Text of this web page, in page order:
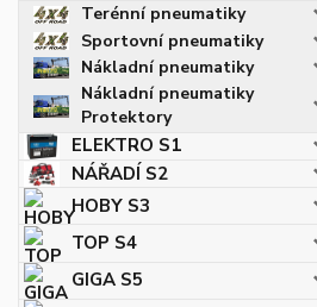
Terénní pneumatiky
Sportovní pneumatiky
Nákladní pneumatiky
Nákladní pneumatiky
Protektory
ELEKTRO S1
NÁŘADÍ S2
HOBY S3
TOP S4
GIGA S5